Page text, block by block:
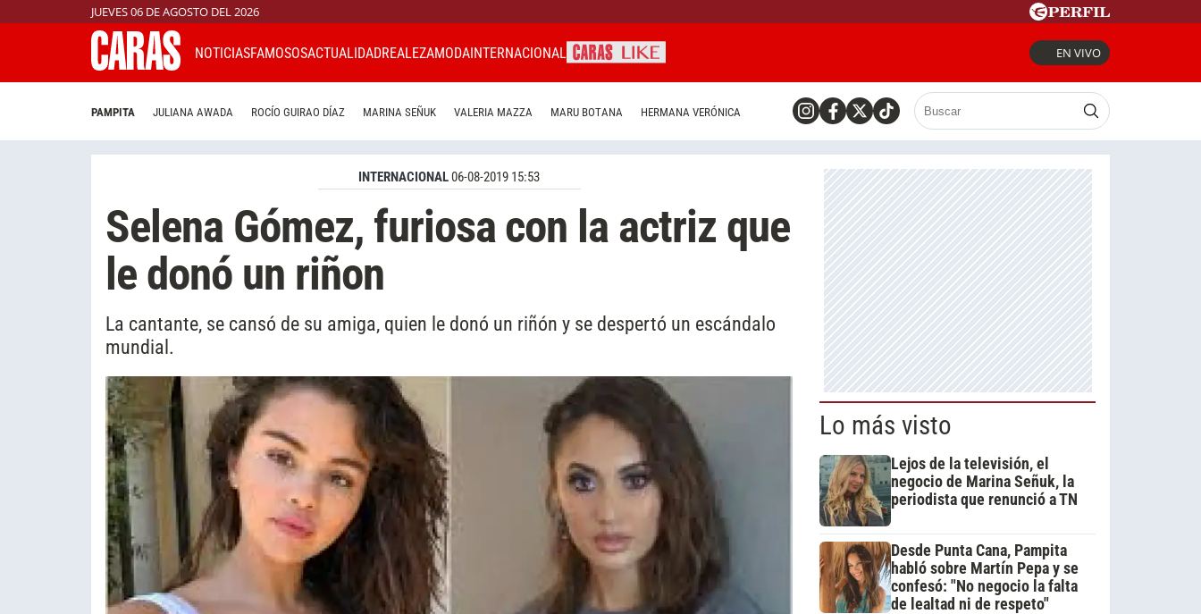
JUEVES 06 DE AGOSTO DEL 2026
NOTICIASFAMOSOSACTUALIDADREALEZAMODAINTERNACIONAL EN VIVO
PAMPITA JULIANA AWADA ROCÍO GUIRAO DÍAZ MARINA SEÑUK VALERIA MAZZA MARU BOTANA HERMANA VERÓNICA
INTERNACIONAL06-08-2019 15:53
Selena Gómez, furiosa con la actriz que
le donó un riñon
La cantante, se cansó de su amiga, quien le donó un riñón y se despertó un escándalo
mundial.
Lo más visto
Lejos de la televisión, el
negocio de Marina Señuk, la
periodista que renunció a TN
Desde Punta Cana, Pampita
habló sobre Martín Pepa y se
confesó: "No negocio la falta
de lealtad ni de respeto"